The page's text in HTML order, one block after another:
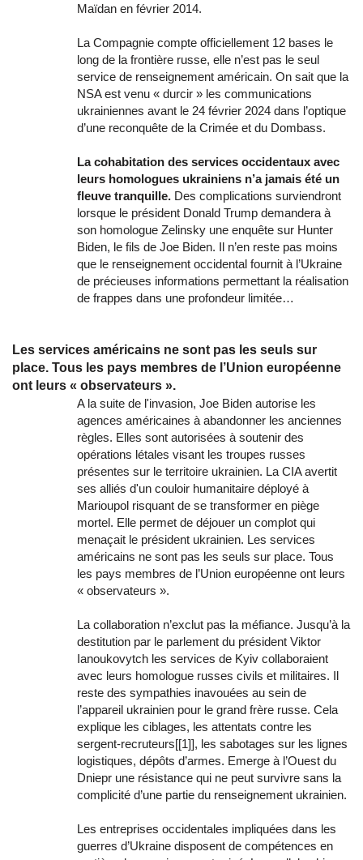
Maïdan en février 2014.
La Compagnie compte officiellement 12 bases le
long de la frontière russe, elle n’est pas le seul
service de renseignement américain. On sait que la
NSA est venu « durcir » les communications
ukrainiennes avant le 24 février 2024 dans l’optique
d’une reconquête de la Crimée et du Dombass.
La cohabitation des services occidentaux avec
leurs homologues ukrainiens n’a jamais été un
fleuve tranquille. Des complications surviendront
lorsque le président Donald Trump demandera à
son homologue Zelinsky une enquête sur Hunter
Biden, le fils de Joe Biden. Il n’en reste pas moins
que le renseignement occidental fournit à l’Ukraine
de précieuses informations permettant la réalisation
de frappes dans une profondeur limitée…
Les services américains ne sont pas les seuls sur
place. Tous les pays membres de l’Union européenne
ont leurs « observateurs ».
A la suite de l'invasion, Joe Biden autorise les
agences américaines à abandonner les anciennes
règles. Elles sont autorisées à soutenir des
opérations létales visant les troupes russes
présentes sur le territoire ukrainien. La CIA avertit
ses alliés d'un couloir humanitaire déployé à
Marioupol risquant de se transformer en piège
mortel. Elle permet de déjouer un complot qui
menaçait le président ukrainien. Les services
américains ne sont pas les seuls sur place. Tous
les pays membres de l’Union européenne ont leurs
« observateurs ».
La collaboration n’exclut pas la méfiance. Jusqu’à la
destitution par le parlement du président Viktor
Ianoukovytch les services de Kyiv collaboraient
avec leurs homologue russes civils et militaires. Il
reste des sympathies inavouées au sein de
l’appareil ukrainien pour le grand frère russe. Cela
explique les ciblages, les attentats contre les
sergent-recruteurs[[1]], les sabotages sur les lignes
logistiques, dépôts d’armes. Emerge à l’Ouest du
Dniepr une résistance qui ne peut survivre sans la
complicité d’une partie du renseignement ukrainien.
Les entreprises occidentales impliquées dans les
guerres d’Ukraine disposent de compétences en